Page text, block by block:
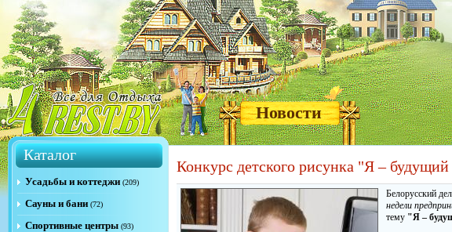
Новости
Каталог
Усадьбы и коттеджи (209)
Сауны и бани (72)
Спортивные центры (93)
Конкурс детского рисунка "Я –
Белорусский
недели
тему "Я –